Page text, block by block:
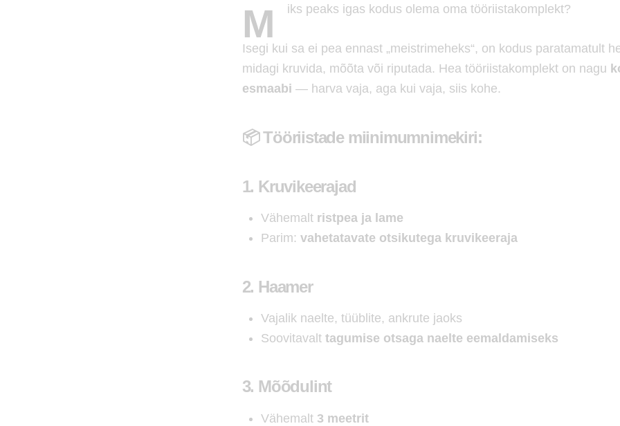
M iks peaks igas kodus olema oma tööriistakomplekt?
Isegi kui sa ei pea ennast „meistrimeheks“, on kodus paratamatult
midagi kruvida, mõõta või riputada. Hea tööriistakomplekt on nagu
esmaabi — harva vaja, aga kui vaja, siis kohe.
📦 Tööriistade miinimumnimekiri:
1. Kruvikeerajad
Vähemalt ristpea ja lame
Parim: vahetatavate otsikutega kruvikeeraja
2. Haamer
Vajalik naelte, tüüblite, ankrute jaoks
Soovitavalt tagumise otsaga naelte eemaldamiseks
3. Mõõdulint
Vähemalt 3 meetrit